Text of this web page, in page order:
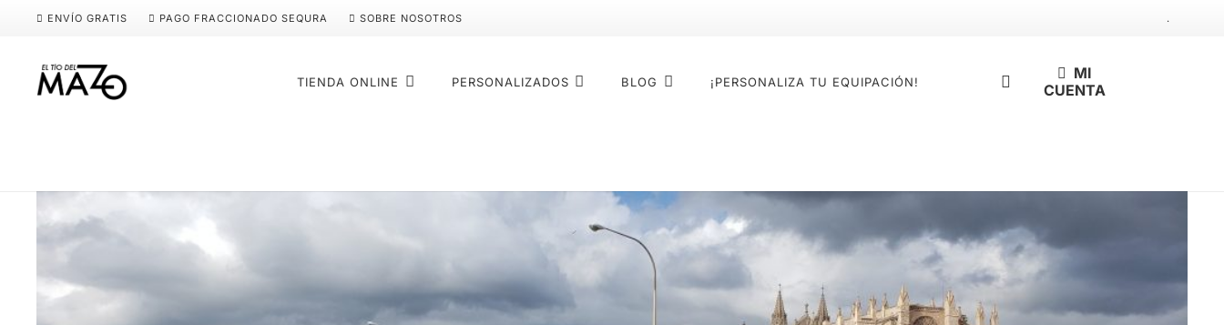
ENVÍO GRATIS PAGO FRACCIONADO SEQURA SOBRE NOSOTROS .
TIENDA ONLINE PERSONALIZADOS BLOG ¡PERSONALIZA TU EQUIPACIÓN!
MI
CUENTA